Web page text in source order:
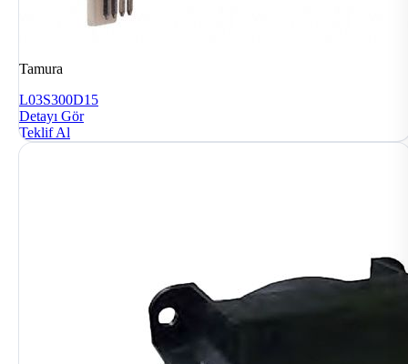
Tamura
L03S300D15
Detayı Gör
Teklif Al